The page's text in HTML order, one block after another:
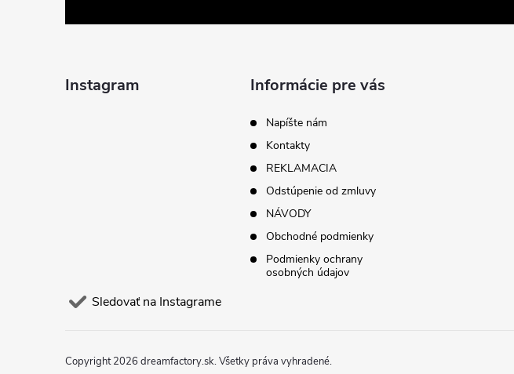
Instagram
Sledovať na Instagrame
Informácie pre vás
Napíšte nám
Kontakty
REKLAMACIA
Odstúpenie od zmluvy
NÁVODY
Obchodné podmienky
Podmienky ochrany
osobných údajov
Copyright 2026 dreamfactory.sk. Všetky práva vyhradené.